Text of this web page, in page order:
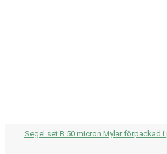
Segel set B 50 micron Mylar förpackad